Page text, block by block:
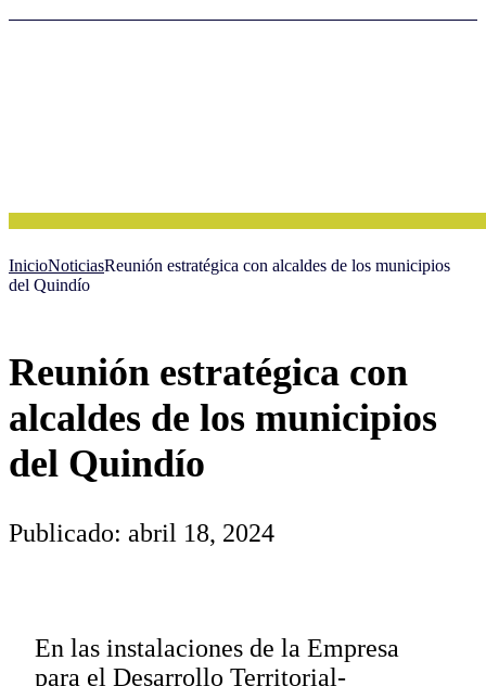
InicioNoticiasReunión estratégica con alcaldes de los municipios
del Quindío
Reunión estratégica con
alcaldes de los municipios
del Quindío
Publicado: abril 18, 2024
En las instalaciones de la Empresa
para el Desarrollo Territorial-